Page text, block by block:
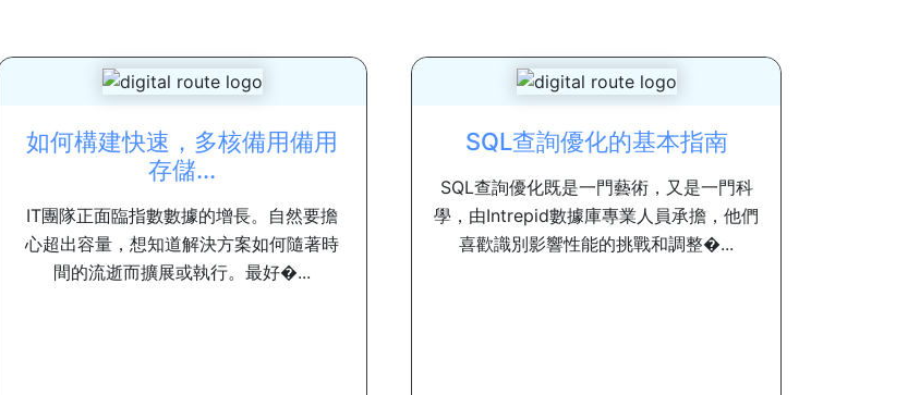
如何構建快速，多核備用備用
存儲...
IT團隊正面臨指數數據的增長。自然要擔
心超出容量，想知道解決方案如何隨著時
間的流逝而擴展或執行。最好�...
SQL查詢優化的基本指南
SQL查詢優化既是一門藝術，又是一門科
學，由Intrepid數據庫專業人員承擔，他們
喜歡識別影響性能的挑戰和調整�...